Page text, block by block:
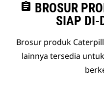
assignment BROSUR
SIAP DI-
Brosur produk
lainnya tersedia